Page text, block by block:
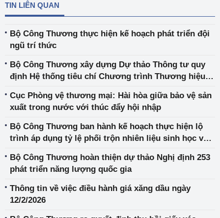
TIN LIÊN QUAN
Bộ Công Thương thực hiện kế hoạch phát triển đội
ngũ trí thức
Bộ Công Thương xây dựng Dự thảo Thông tư quy
định Hệ thống tiêu chí Chương trình Thương hiệu
Cục Phòng vệ thương mại: Hài hòa giữa bảo vệ sản
xuất trong nước với thúc đẩy hội nhập
Bộ Công Thương ban hành kế hoạch thực hiện lộ
trình áp dụng tỷ lệ phối trộn nhiên liệu sinh học với
Bộ Công Thương hoàn thiện dự thảo Nghị định 253
phát triển năng lượng quốc gia
Thông tin về việc điều hành giá xăng dầu ngày
12/2/2026